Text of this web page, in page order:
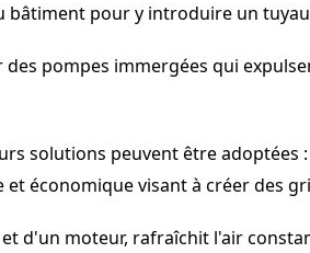
bâtiment pour y introduire un
pompes immergées qui
solutions peuvent être adoptées :
économique visant à créer des
d'un moteur, rafraîchit l'air